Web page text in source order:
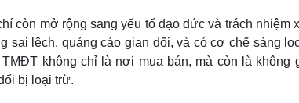
còn mở rộng sang yếu tố đạo đức và trách nhiệm
sai lệch, quảng cáo gian dối, và có cơ chế sàng
không chỉ là nơi mua bán, mà còn là không
bị loại trừ.